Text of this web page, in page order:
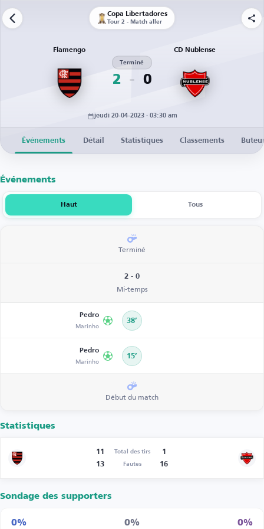
Copa Libertadores
Tour 2 - Match aller
Flamengo
2
Terminé
0
CD Nublense
jeudi 20-04-2023 · 03:30 am
Événements Détail Statistiques Classements
Événements
Haut Tous
Terminé
2 - 0
Mi-temps
Pedro
Marinho 38’
Pedro
Marinho 15’
Début du match
Statistiques
11 Total des tirs
1
13
Fautes 16
Sondage des supporters
0% 0% 0%